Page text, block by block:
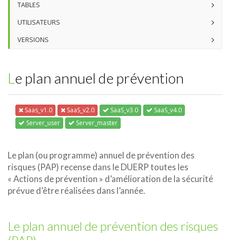
TABLES
UTILISATEURS
VERSIONS
Le plan annuel de prévention
Saas_v1.0 SaaS_v2.0 SaaS_v3.0
SaaS_v4.0
Server_user
Server_master
Le plan (ou programme) annuel de prévention des
risques (PAP) recense dans le DUERP toutes les
« Actions de prévention » d’amélioration de la sécurité
prévue d’être réalisées dans l’année.
Le plan annuel de prévention des risques